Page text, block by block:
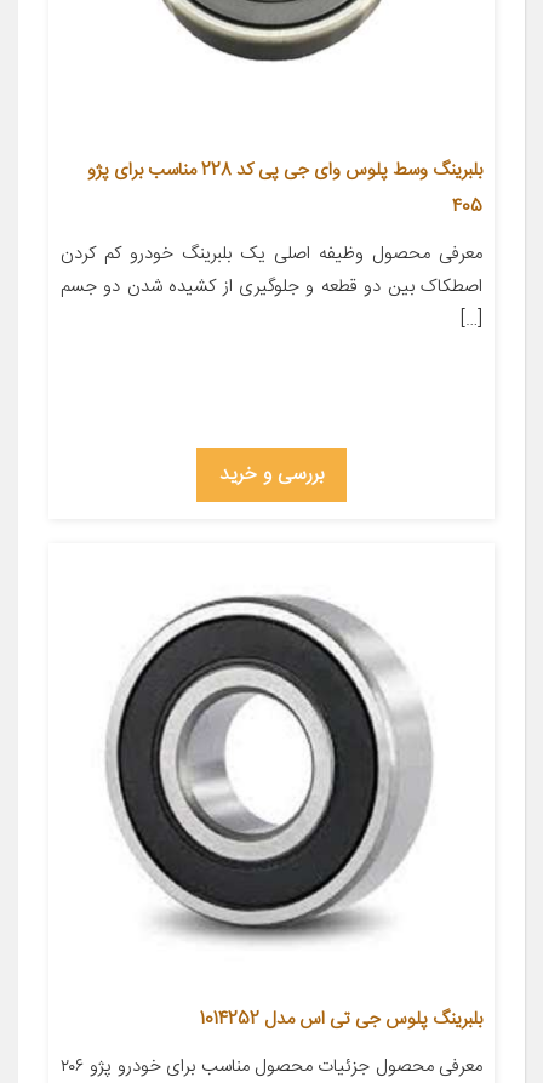
بلبرینگ وسط پلوس وای جی پی کد 228 مناسب برای پژو
405
معرفی محصول وظیفه اصلی یک بلبرینگ خودرو کم کردن
اصطکاک بین دو قطعه و جلوگیری از کشیده شدن دو جسم
[…]
بررسی و خرید
بلبرینگ پلوس جی تی اس مدل 1014252
معرفی محصول جزئیات محصول مناسب برای خودرو پژو ۲۰۶